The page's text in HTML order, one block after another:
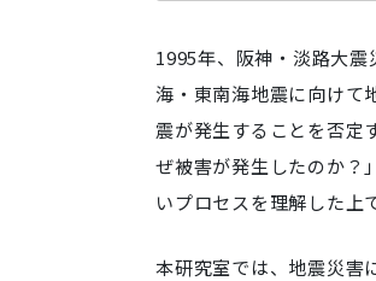
1995年、阪神・淡路大
海・東南海地震に向けて
震が発生することを否定
ぜ被害が発生したのか？
いプロセスを理解した上
本研究室では、地震災害